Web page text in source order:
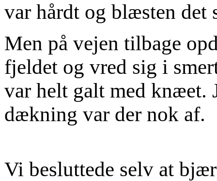
var hårdt og blæsten det
Men på vejen tilbage
fjeldet og vred sig i
var helt galt med knæet.
dækning var der nok af.
Vi besluttede selv at